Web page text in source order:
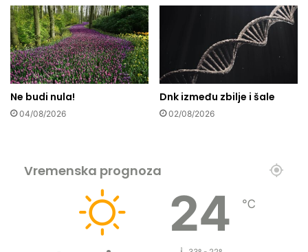
š
e
d
r
u
š
t
v
Ne budi nula!
04/08/2026
Dnk između zbilje i šale
02/08/2026
Vremenska prognoza
24 ℃